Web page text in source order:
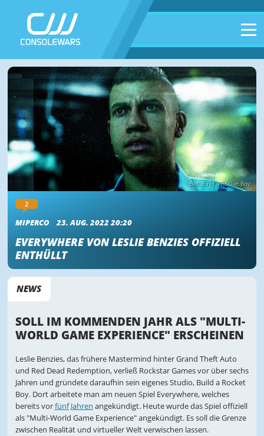
Bild: Build a Rocket Boy
2
MIPERCO 23. AUG. 2022 20:20
EVERYWHERE VON LESLIE BENZIES OFFIZIELL
ENTHÜLLT
NEWS
SOLL IM KOMMENDEN JAHR ALS "MULTI-
WORLD GAME EXPERIENCE" ERSCHEINEN
Leslie Benzies, das frühere Mastermind hinter Grand Theft Auto
und Red Dead Redemption, verließ Rockstar Games vor über sechs
Jahren und gründete daraufhin sein eigenes Studio, Build a Rocket
Boy. Dort arbeitete man am neuen Spiel Everywhere, welches
bereits vorfünf Jahren angekündigt. Heute wurde das Spiel offiziell
als "Multi-World Game Experience" angekündigt. Es soll die Grenze
zwischen Realität und virtueller Welt verwischen lassen.